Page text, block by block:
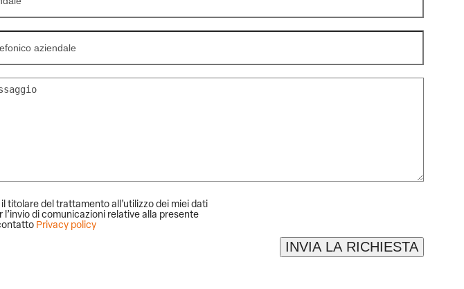
titolare del trattamento all’utilizzo dei miei dati
l’invio di comunicazioni relative alla presente
Privacy policy